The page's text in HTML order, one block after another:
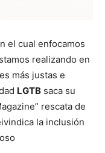
el cual enfocamos
realizando en
más justas e
LGTB saca su
rescata de
la inclusión